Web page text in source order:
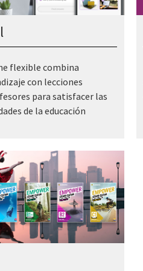
flexible combina
con lecciones
para satisfacer las
de la educación